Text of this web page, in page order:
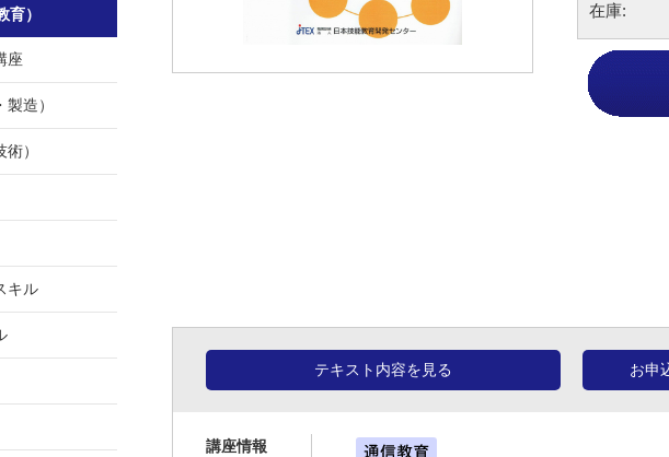
在庫:
テキスト内容を見る お申
講座情報
）
座
造）
）
キル